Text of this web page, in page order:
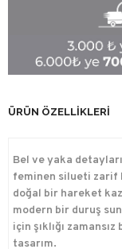
ÜRÜN ÖZELLIKLERI
Bel ve yaka
feminen silueti zarif
doğal bir hareket
modern bir duruş
için şıklığı
tasarım.